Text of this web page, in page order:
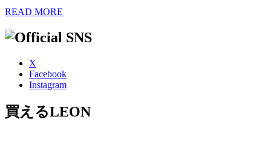
READ MORE
X
Facebook
Instagram
買えるLEON